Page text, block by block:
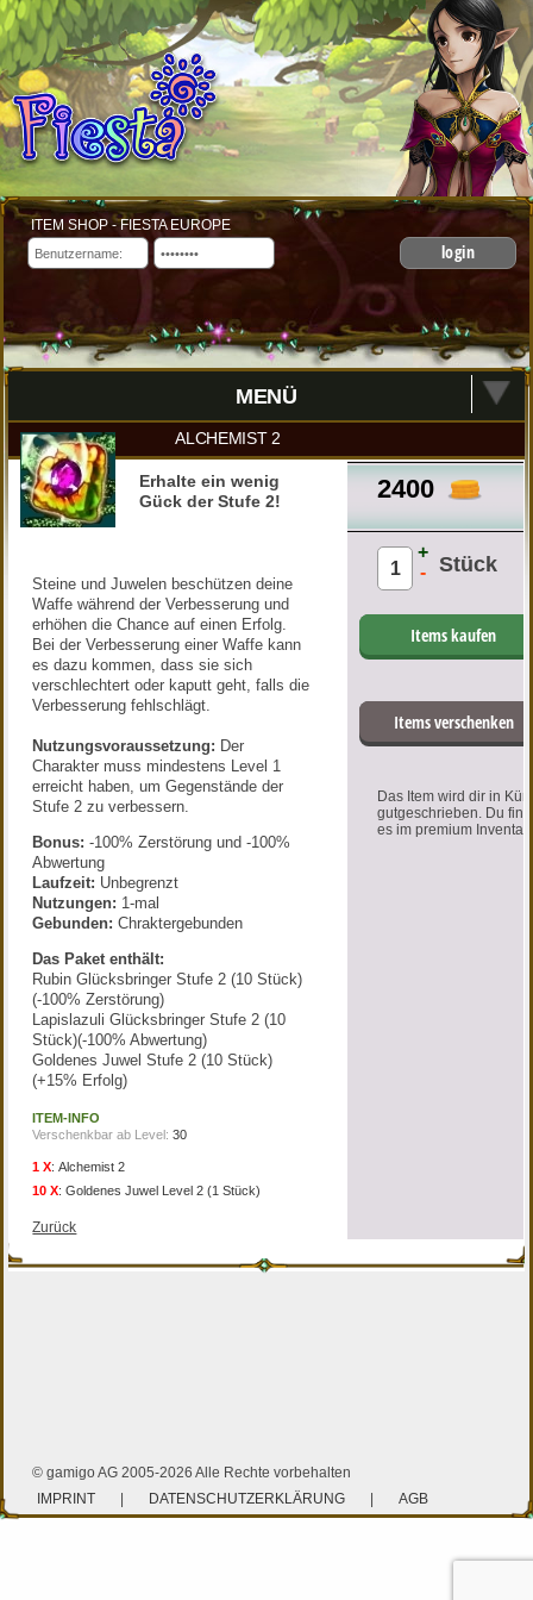
ITEM SHOP - FIESTA EUROPE
login
MENÜ
ALCHEMIST 2
2400
Stück
+
-
Items kaufen
Items verschenken
Das Item wird dir in
gutgeschrieben. Du
es im premium Inventar.
Erhalte ein wenig
Gück der Stufe 2!
Steine und Juwelen beschützen deine
Waffe während der Verbesserung und
erhöhen die Chance auf einen Erfolg.
Bei der Verbesserung einer Waffe kann
es dazu kommen, dass sie sich
verschlechtert oder kaputt geht, falls die
Verbesserung fehlschlägt.
Nutzungsvoraussetzung: Der
Charakter muss mindestens Level 1
erreicht haben, um Gegenstände der
Stufe 2 zu verbessern.
Bonus: -100% Zerstörung und -100%
Abwertung
Laufzeit: Unbegrenzt
Nutzungen: 1-mal
Gebunden: Chraktergebunden
Das Paket enthält:
Rubin Glücksbringer Stufe 2 (10 Stück)
(-100% Zerstörung)
Lapislazuli Glücksbringer Stufe 2 (10
Stück)(-100% Abwertung)
Goldenes Juwel Stufe 2 (10 Stück)
(+15% Erfolg)
ITEM-INFO
Verschenkbar ab Level:30
1 X:Alchemist 2
10 X:Goldenes Juwel Level 2 (1 Stück)
Zurück
© gamigo AG 2005-2026 Alle Rechte vorbehalten
IMPRINT
DATENSCHUTZERKLÄRUNG AGB